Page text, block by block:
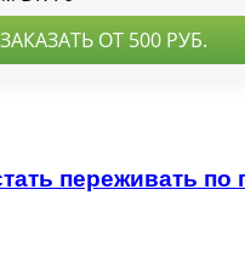
переживать по